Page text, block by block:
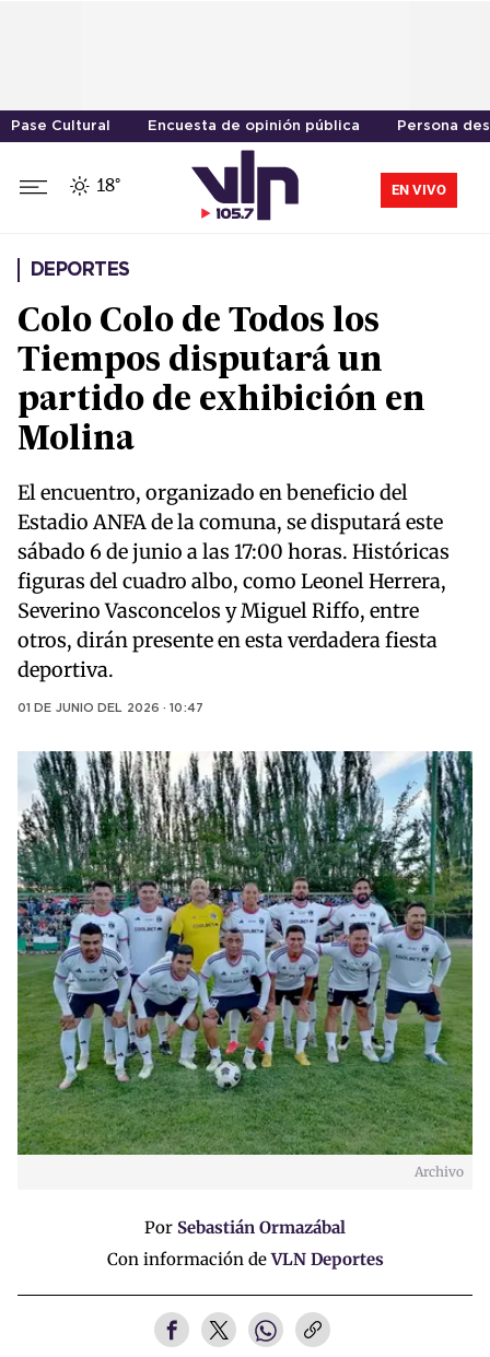
Pase Cultural Encuesta de opinión pública Persona
18° EN VIVO
DEPORTES
Colo Colo de Todos los
Tiempos disputará un
partido de exhibición en
Molina
El encuentro, organizado en beneficio del
Estadio ANFA de la comuna, se disputará este
sábado 6 de junio a las 17:00 horas. Históricas
figuras del cuadro albo, como Leonel Herrera,
Severino Vasconcelos y Miguel Riffo, entre
otros, dirán presente en esta verdadera fiesta
deportiva.
01 DE JUNIO DEL 2026 · 10:47
Archivo
Por Sebastián Ormazábal
Con información deVLN Deportes